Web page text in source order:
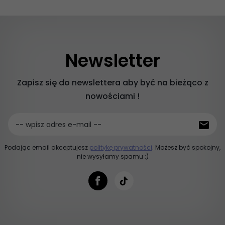
Newsletter
Zapisz się do newslettera aby być na bieżąco z
nowościami !
-- wpisz adres e-mail --
Podając email akceptujesz politykę prywatności. Możesz być spokojny,
nie wysyłamy spamu :)